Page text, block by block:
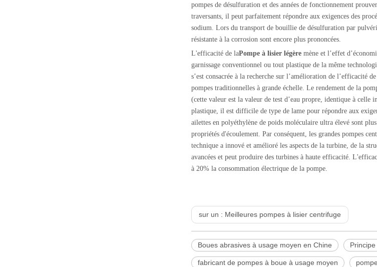
pompes de désulfuration et des années de fonctionnement
traversants, il peut parfaitement répondre aux exigences des
sodium. Lors du transport de bouillie de désulfuration par
résistante à la corrosion sont encore plus prononcées.
L'efficacité de laPompe à lisier légère mène et l’effet
garnissage conventionnel ou tout plastique de la même
s’est consacrée à la recherche sur l’amélioration de l’efficacité
pompes traditionnelles à grande échelle. Le rendement de la
(cette valeur est la valeur de test d’eau propre, identique à celle
plastique, il est difficile de type de lame pour répondre aux
ailettes en polyéthylène de poids moléculaire ultra élevé sont
propriétés d'écoulement. Par conséquent, les grandes pompes
technique a innové et amélioré les aspects de la turbine, de la
avancées et peut produire des turbines à haute efficacité.
à 20% la consommation électrique de la pompe.
sur un : Meilleures pompes à lisier centrifuge
Boues abrasives à usage moyen en Chine
fabricant de pompes à boue à usage moyen